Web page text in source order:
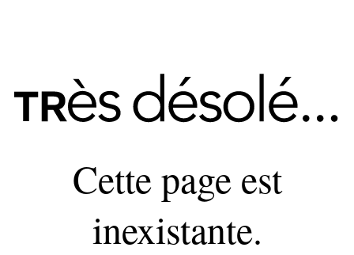
Cette page est
inexistante.